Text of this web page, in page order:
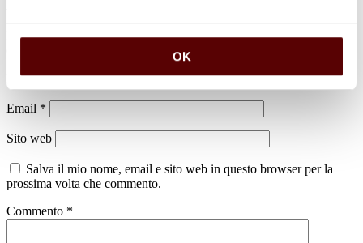
OK
Il tuo indirizzo email non sarà pubblicato. I campi obbligatori sono
Nome*
Email *
Sito web
Salva il mio nome, email e sito web in questo browser per la
prossima volta che commento.
Commento *